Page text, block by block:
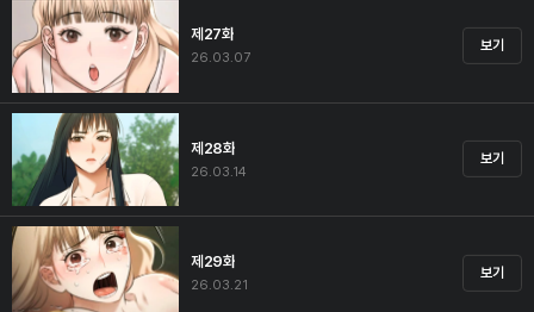
제27화
26.03.07
보기
제28화
26.03.14
보기
제29화
26.03.21
보기